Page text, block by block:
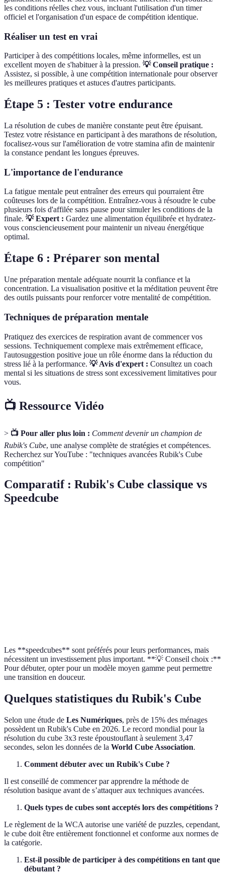
les conditions réelles chez vous, incluant l'utilisation d'un timer
officiel et l'organisation d'un espace de compétition identique.
Réaliser un test en vrai
Participer à des compétitions locales, même informelles, est un
excellent moyen de s'habituer à la pression. 💡 Conseil pratique :
Assistez, si possible, à une compétition internationale pour observer
les meilleures pratiques et astuces d'autres participants.
Étape 5 : Tester votre endurance
La résolution de cubes de manière constante peut être épuisant.
Testez votre résistance en participant à des marathons de résolution,
focalisez-vous sur l'amélioration de votre stamina afin de maintenir
la constance pendant les longues épreuves.
L'importance de l'endurance
La fatigue mentale peut entraîner des erreurs qui pourraient être
coûteuses lors de la compétition. Entraînez-vous à résoudre le cube
plusieurs fois d'affilée sans pause pour simuler les conditions de la
finale. 💡 Expert : Gardez une alimentation équilibrée et hydratez-
vous consciencieusement pour maintenir un niveau énergétique
optimal.
Étape 6 : Préparer son mental
Une préparation mentale adéquate nourrit la confiance et la
concentration. La visualisation positive et la méditation peuvent être
des outils puissants pour renforcer votre mentalité de compétition.
Techniques de préparation mentale
Pratiquez des exercices de respiration avant de commencer vos
sessions. Techniquement complexe mais extrêmement efficace,
l'autosuggestion positive joue un rôle énorme dans la réduction du
stress lié à la performance. 💡 Avis d'expert : Consultez un coach
mental si les situations de stress sont excessivement limitatives pour
vous.
📺 Ressource Vidéo
> 📺 Pour aller plus loin : Comment devenir un champion de
Rubik's Cube, une analyse complète de stratégies et compétences.
Recherchez sur YouTube : "techniques avancées Rubik's Cube
compétition"
Comparatif : Rubik's Cube classique vs
Speedcube
Les **speedcubes** sont préférés pour leurs performances, mais
nécessitent un investissement plus important. **💡 Conseil choix :**
Pour débuter, opter pour un modèle moyen gamme peut permettre
une transition en douceur.
Quelques statistiques du Rubik's Cube
Selon une étude de Les Numériques, près de 15% des ménages
possèdent un Rubik's Cube en 2026. Le record mondial pour la
résolution du cube 3x3 reste époustouflant à seulement 3,47
secondes, selon les données de la World Cube Association.
Comment débuter avec un Rubik's Cube ?
Il est conseillé de commencer par apprendre la méthode de
résolution basique avant de s’attaquer aux techniques avancées.
Quels types de cubes sont acceptés lors des compétitions ?
Le règlement de la WCA autorise une variété de puzzles, cependant,
le cube doit être entièrement fonctionnel et conforme aux normes de
la catégorie.
Est-il possible de participer à des compétitions en tant que
débutant ?